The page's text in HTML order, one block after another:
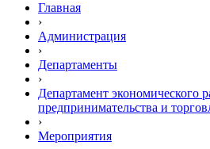
Главная
›
Администрация
›
Департаменты
›
Департамент экономического
предпринимательства и
›
Мероприятия